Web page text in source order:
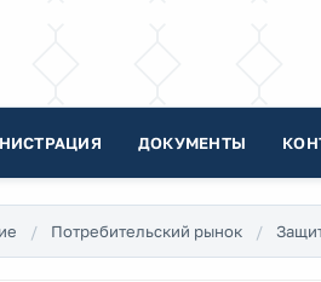
ДОКУМЕНТЫ
Потребительский рынок